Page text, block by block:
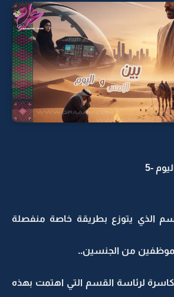
-5
الذي يتوزع بطريقة خاصة منفصلة
من الجنسين..
لرئاسة القسم التي اهتمت بهذه